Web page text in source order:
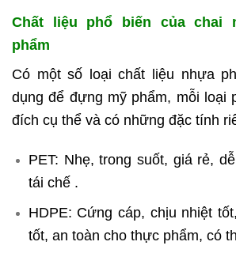
Chất liệu phổ biến của chai
phẩm
Có một số loại chất liệu nhựa
dụng để đựng mỹ phẩm, mỗi loại
đích cụ thể và có những đặc tính
PET: Nhẹ, trong suốt, giá rẻ,
tái chế .
HDPE: Cứng cáp, chịu nhiệt
tốt, an toàn cho thực phẩm, có